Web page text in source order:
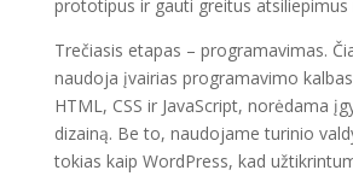
prototipus ir gauti greitus atsiliepimus
Trečiasis etapas – programavimas.
naudoja įvairias programavimo
HTML, CSS ir JavaScript, norėdama
dizainą. Be to, naudojame turinio
tokias kaip WordPress, kad